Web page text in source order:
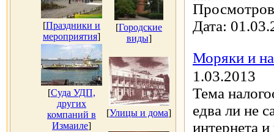
[Праздники и
мероприятия]
[Городские
виды]
[Суда УДП,
других
компаний в
Измаиле]
[Улицы и дома]
Дата:
Моряки и
1.03.2013
Тема
едва ли не
интернета